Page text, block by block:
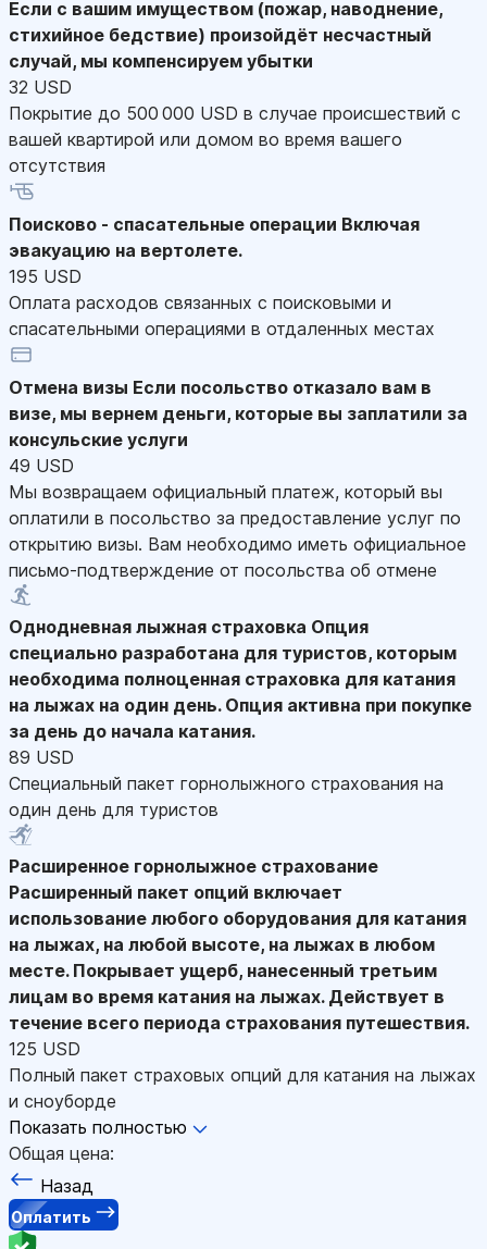
Если с вашим имуществом (пожар, наводнение,
стихийное бедствие) произойдёт несчастный
случай, мы компенсируем убытки
32 USD
Покрытие до 500 000 USD в случае происшествий с
вашей квартирой или домом во время вашего
отсутствия
Поисково - спасательные операции Включая
эвакуацию на вертолете.
195 USD
Оплата расходов связанных с поисковыми и
спасательными операциями в отдаленных местах
Отмена визы Если посольство отказало вам в
визе, мы вернем деньги, которые вы заплатили за
консульские услуги
49 USD
Мы возвращаем официальный платеж, который вы
оплатили в посольство за предоставление услуг по
открытию визы. Вам необходимо иметь официальное
письмо-подтверждение от посольства об отмене
Однодневная лыжная страховка Опция
специально разработана для туристов, которым
необходима полноценная страховка для катания
на лыжах на один день. Опция активна при покупке
за день до начала катания.
89 USD
Специальный пакет горнолыжного страхования на
один день для туристов
Расширенное горнолыжное страхование
Расширенный пакет опций включает
использование любого оборудования для катания
на лыжах, на любой высоте, на лыжах в любом
месте. Покрывает ущерб, нанесенный третьим
лицам во время катания на лыжах. Действует в
течение всего периода страхования путешествия.
125 USD
Полный пакет страховых опций для катания на лыжах
и сноуборде
Показать полностью
Общая цена:
Назад
Оплатить